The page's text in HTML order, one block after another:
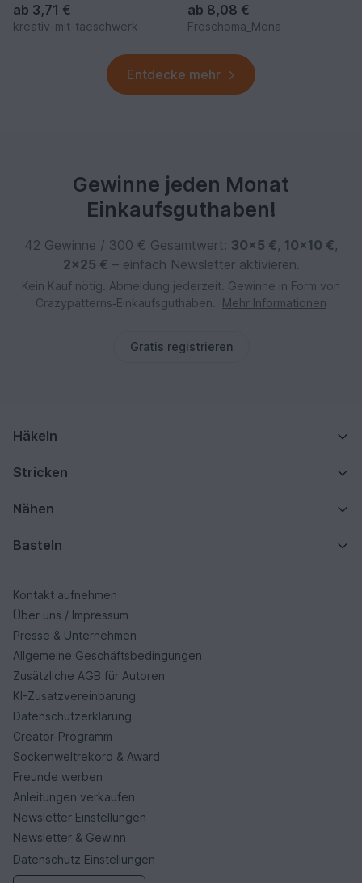
ab 3,71 €
kreativ-mit-taeschwerk
ab 8,08 €
Froschoma_Mona
Entdecke mehr
Gewinne jeden Monat
Einkaufsguthaben!
42 Gewinne / 300 € Gesamtwert: 30×5 €, 10×10 €,
2×25 € – einfach Newsletter aktivieren.
Kein Kauf nötig. Abmeldung jederzeit. Gewinne in Form von
Crazypatterns‑Einkaufsguthaben.
Mehr Informationen
Gratis registrieren
Häkeln
Stricken
Nähen
Basteln
Kontakt aufnehmen
Über uns / Impressum
Presse & Unternehmen
Allgemeine Geschäftsbedingungen
Zusätzliche AGB für Autoren
KI-Zusatzvereinbarung
Datenschutzerklärung
Creator-Programm
Sockenweltrekord & Award
Freunde werben
Anleitungen verkaufen
Newsletter Einstellungen
Newsletter & Gewinn
Datenschutz Einstellungen